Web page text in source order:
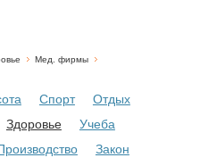
Мед. фирмы
Спорт
Отдых
Здоровье
Учеба
Закон